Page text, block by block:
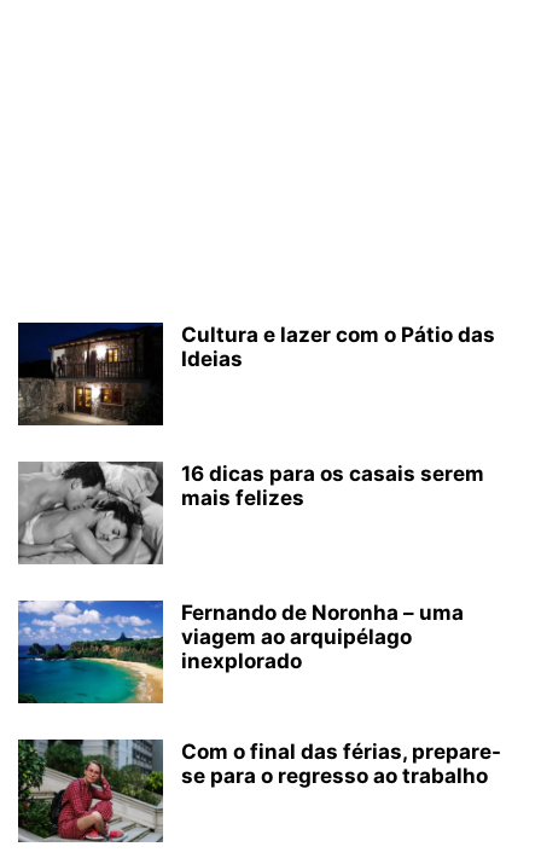
Cultura e lazer com o Pátio das
Ideias
16 dicas para os casais serem
mais felizes
Fernando de Noronha – uma
viagem ao arquipélago
inexplorado
Com o final das férias, prepare-
se para o regresso ao trabalho